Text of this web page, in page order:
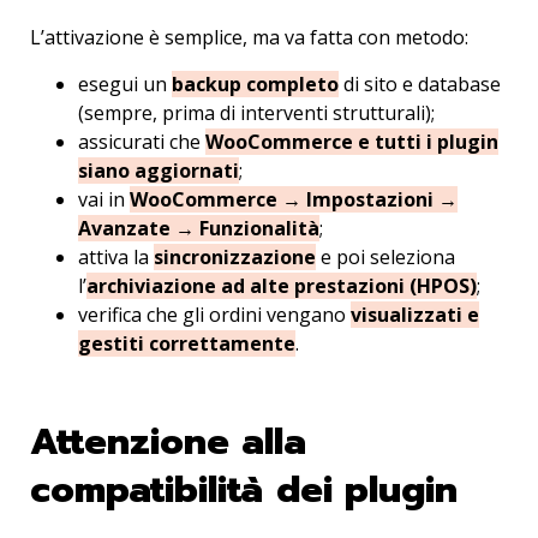
L’attivazione è semplice, ma va fatta con metodo:
esegui un backup completodi sito e database
(sempre, prima di interventi strutturali);
assicurati che WooCommerce e tutti i plugin
siano aggiornati;
vai in WooCommerce → Impostazioni →
Avanzate → Funzionalità;
attiva la sincronizzazione e poi seleziona
l’archiviazione ad alte prestazioni (HPOS);
verifica che gli ordini vengano visualizzati e
gestiti correttamente.
Attenzione alla
compatibilità dei plugin